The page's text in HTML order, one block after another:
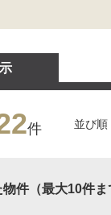
件 並び順
件（最大10件ま